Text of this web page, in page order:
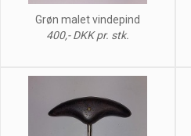
Grøn malet vindepind
400,- DKK pr. stk.